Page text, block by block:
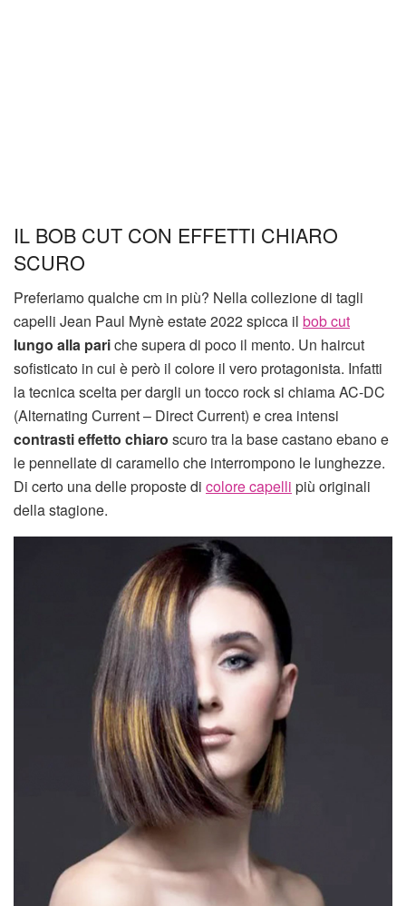
IL BOB CUT CON EFFETTI CHIARO
SCURO
Preferiamo qualche cm in più? Nella collezione di tagli
capelli Jean Paul Mynè estate 2022 spicca il bob cut
lungo alla pariche supera di poco il mento. Un haircut
sofisticato in cui è però il colore il vero protagonista. Infatti
la tecnica scelta per dargli un tocco rock si chiama AC-DC
(Alternating Current – Direct Current) e crea intensi
contrasti effetto chiaro scuro tra la base castano ebano e
le pennellate di caramello che interrompono le lunghezze.
Di certo una delle proposte di colore capelli più originali
della stagione.